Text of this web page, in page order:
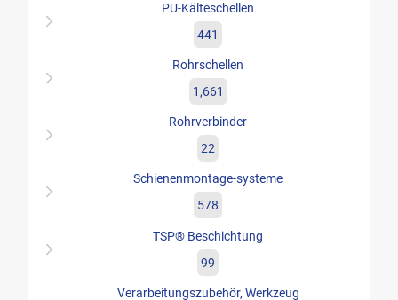
PU-Kälteschellen
441
Rohrschellen
1,661
Rohrverbinder
22
Schienenmontage-systeme
578
TSP® Beschichtung
99
Verarbeitungszubehör, Werkzeug